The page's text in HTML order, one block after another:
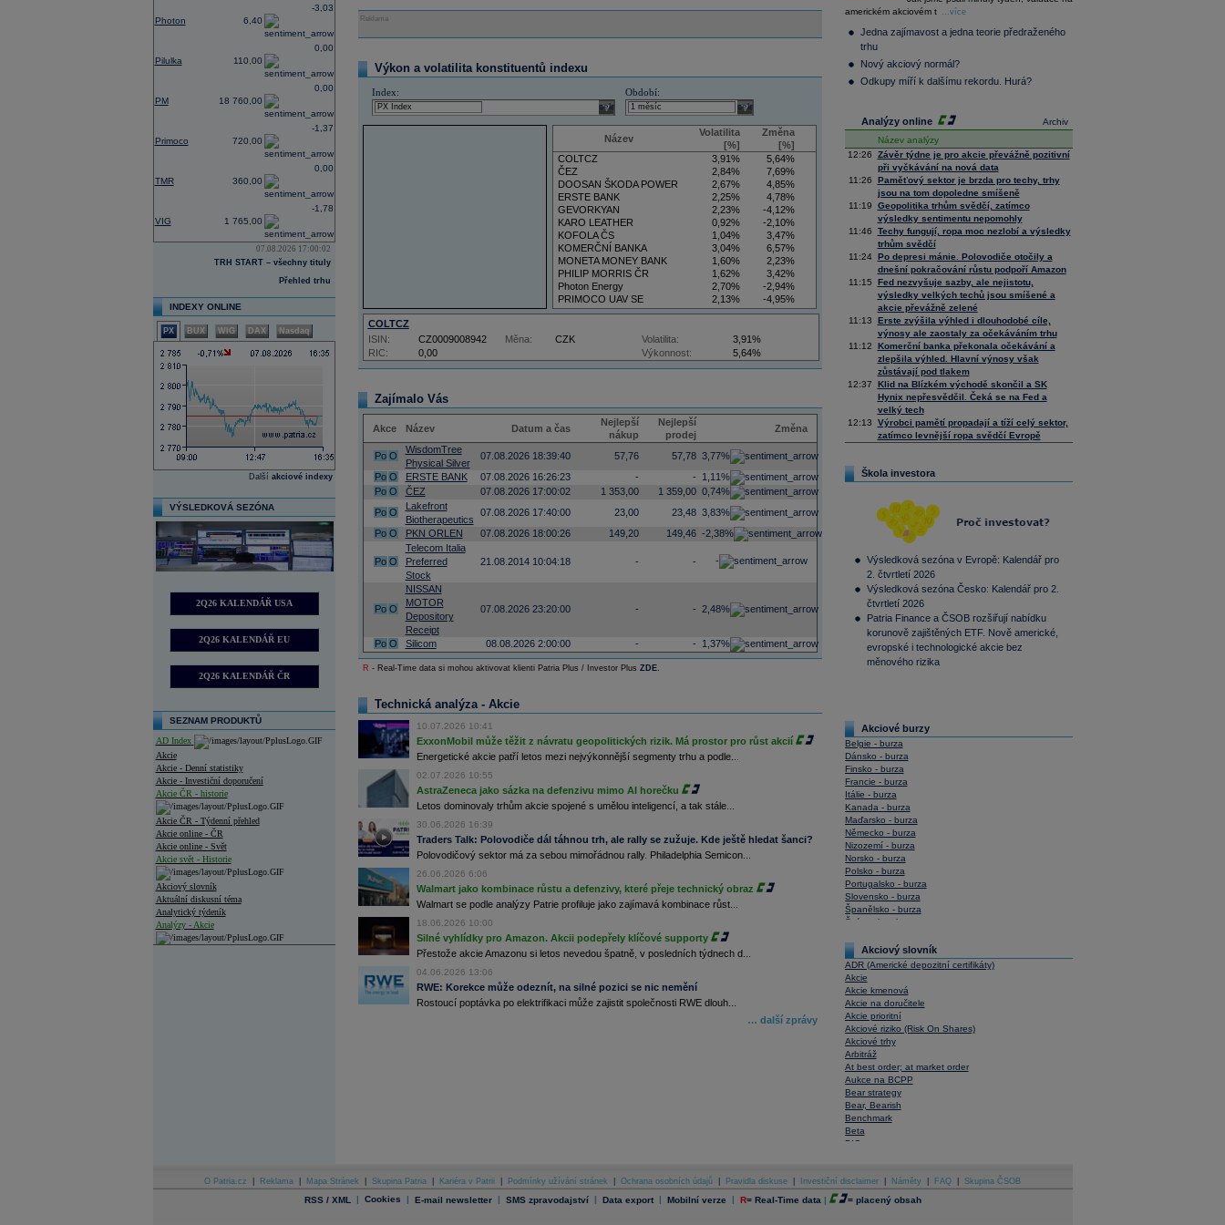
Photon 6,40
-3,03
Pilulka 110,00
0,00
PM 18 760,00
0,00
Primoco 720,00
-1,37
TMR 360,00
0,00
VIG 1 765,00
-1,78
07.08.2026 17:00:02
TRH START – všechny tituly
Přehled trhu
INDEXY ONLINE
PX BUX WIG DAX Nasdaq
Další akciové indexy
VÝSLEDKOVÁ SEZÓNA
2Q26 KALENDÁŘ USA
2Q26 KALENDÁŘ EU
2Q26 KALENDÁŘ ČR
SEZNAM PRODUKTŮ
AD Index
Akcie
Akcie - Denní statistiky
Akcie - Investiční doporučení
Akcie ČR - historie
Akcie ČR - Týdenní přehled
Akcie online - ČR
Akcie online - Svět
Akcie svět - Historie
Akciový slovník
Aktuální diskusní téma
Analytický týdeník
Analýzy - Akcie
Archiv - Měnová politika
Reklama
Výkon a volatilita konstituentů indexu
Index:
select
Období:
select
Název
Volatilita
[%]
Změna
[%]
COLTCZ
3,91%
5,64%
ČEZ
2,84%
7,69%
DOOSAN ŠKODA POWER
2,67%
4,85%
ERSTE BANK
2,25%
4,78%
GEVORKYAN
2,23%
-4,12%
KARO LEATHER
0,92%
-2,10%
KOFOLA ČS
1,04%
3,47%
KOMERČNÍ BANKA
3,04%
6,57%
MONETA MONEY BANK
1,60%
2,23%
PHILIP MORRIS ČR
1,62%
3,42%
Photon Energy
2,70%
-2,94%
PRIMOCO UAV SE
2,13%
-4,95%
VIG
4,09%
11,61%
COLTCZ
RIC: 0,00
ISIN: CZ0009008942 Měna: CZK Volatilita:
3,91%
Výkonnost:
5,64%
Zajímalo Vás
Akce Název Datum a čas
Nejlepší
nákup
Nejlepší
prodej
Změna
Po O
WisdomTree
Physical Silver
07.08.2026 18:39:40 57,76 57,78 3,77%
Po O ERSTE BANK 07.08.2026 16:26:23 - -
1,11%
Po O ČEZ 07.08.2026 17:00:02 1 353,00 1 359,00 0,74%
Po O
Lakefront
Biotherapeutics
07.08.2026 17:40:00 23,00 23,48 3,83%
Po O PKN ORLEN 07.08.2026 18:00:26 149,20 149,46 -2,38%
Po O
Telecom Italia
Preferred
Stock
21.08.2014 10:04:18 - - -
Po O
NISSAN
MOTOR
Depository
Receipt
07.08.2026 23:20:00 - - 2,48%
Po O Silicom 08.08.2026 2:00:00 - - 1,37%
R - Real-Time data si mohou aktivovat klienti Patria Plus / Investor Plus ZDE.
Technická analýza - Akcie
10.07.2026 10:41
ExxonMobil může těžit z návratu geopolitických rizik. Má prostor pro růst akcií
Energetické akcie patří letos mezi nejvýkonnější segmenty trhu a podle...
02.07.2026 10:55
AstraZeneca jako sázka na defenzivu mimo AI horečku
Letos dominovaly trhům akcie spojené s umělou inteligencí, a tak stále...
30.06.2026 16:39
Traders Talk: Polovodiče dál táhnou trh, ale rally se zužuje. Kde ještě hledat šanci?
Polovodičový sektor má za sebou mimořádnou rally. Philadelphia Semicon...
26.06.2026 6:06
Walmart jako kombinace růstu a defenzivy, které přeje technický obraz
Walmart se podle analýzy Patrie profiluje jako zajímavá kombinace růst...
18.06.2026 10:00
Silné vyhlídky pro Amazon. Akcii podepřely klíčové supporty
Přestože akcie Amazonu si letos nevedou špatně, v posledních týdnech d...
04.06.2026 13:06
RWE: Korekce může odeznít, na silné pozici se nic nemění
Rostoucí poptávka po elektrifikaci může zajistit společnosti RWE dlouh...
… další zprávy
Composite
36 376,54 0,66
Tecdax
Performance
index
4 068,78
americkém akciovém t
...více
Jedna zajímavost a jedna teorie předraženého
trhu
Nový akciový normál?
Odkupy míří k dalšímu rekordu. Hurá?
Archiv
Analýzy online
Název analýzy
12:26
Závěr týdne je pro akcie převážně pozitivní
při vyčkávání na nová data
11:26
Paměťový sektor je brzda pro techy, trhy
jsou na tom dopoledne smíšeně
11:19
Geopolitika trhům svědčí, zatímco
výsledky sentimentu nepomohly
11:46
Techy fungují, ropa moc nezlobí a výsledky
trhům svědčí
11:24
Po depresi mánie. Polovodiče otočily a
dnešní pokračování růstu podpoří Amazon
11:15
Fed nezvyšuje sazby, ale nejistotu,
výsledky velkých techů jsou smíšené a
akcie převážně zelené
11:13
Erste zvýšila výhled i dlouhodobé cíle,
výnosy ale zaostaly za očekáváním trhu
11:12
Komerční banka překonala očekávání a
zlepšila výhled. Hlavní výnosy však
zůstávají pod tlakem
12:37
Klid na Blízkém východě skončil a SK
Hynix nepřesvědčil. Čeká se na Fed a
velký tech
12:13
Výrobci pamětí propadají a tíží celý sektor,
zatímco levnější ropa svědčí Evropě
Škola investora
Výsledková sezóna v Evropě: Kalendář pro
2. čtvrtletí 2026
Výsledková sezóna Česko: Kalendář pro 2.
čtvrtletí 2026
Patria Finance a ČSOB rozšiřují nabídku
korunově zajištěných ETF. Nově americké,
evropské i technologické akcie bez
měnového rizika
Akciové burzy
Belgie - burza
Dánsko - burza
Finsko - burza
Francie - burza
Itálie - burza
Kanada - burza
Maďarsko - burza
Německo - burza
Nizozemí - burza
Norsko - burza
Polsko - burza
Portugalsko - burza
Slovensko - burza
Španělsko - burza
Švýcarsko - burza
Akciový slovník
ADR (Americké depozitní certifikáty)
Akcie
Akcie kmenová
Akcie na doručitele
Akcie prioritní
Akciové riziko (Risk On Shares)
Akciové trhy
Arbitráž
At best order; at market order
Aukce na BCPP
Bear strategy
Bear, Bearish
Benchmark
Beta
BIC
Bonita
Book To Bill Ratio
Book Value
O Patria.cz Reklama Mapa Stránek Skupina Patria Kariéra v Patrii Podmínky užívání stránek Ochrana osobních údajů Pravidla diskuse Investiční disclaimer Náměty FAQ Skupina ČSOB
RSS / XML | Cookies | E-mail newsletter | SMS zpravodajství | Data export | Mobilní verze | R= Real-Time data | = placený obsah